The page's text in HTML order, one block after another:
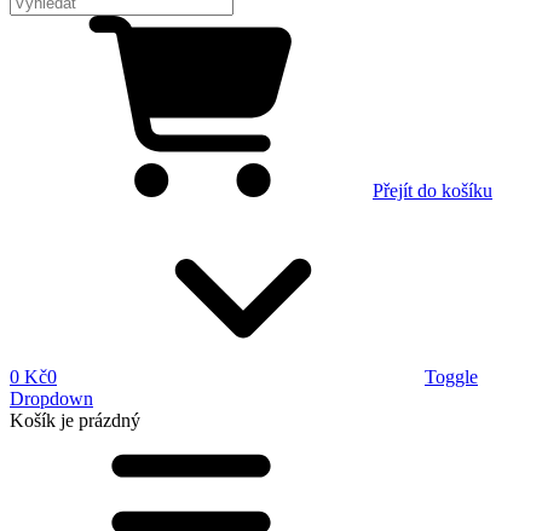
Přejít do košíku
0 Kč0
Toggle
Dropdown
Košík je prázdný